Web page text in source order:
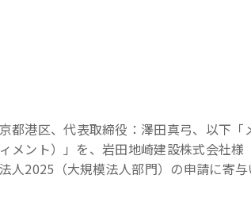
都港区、代表取締役：澤田真弓、以下「
ント）」を、岩田地崎建設株式会社様
人2025（大規模法人部門）の申請に寄